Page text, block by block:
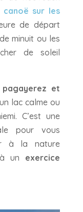
canoë sur les
de départ
minuit ou les
de soleil
pagayerez et
lac calme ou
C’est une
pour vous
à la nature
un exercice